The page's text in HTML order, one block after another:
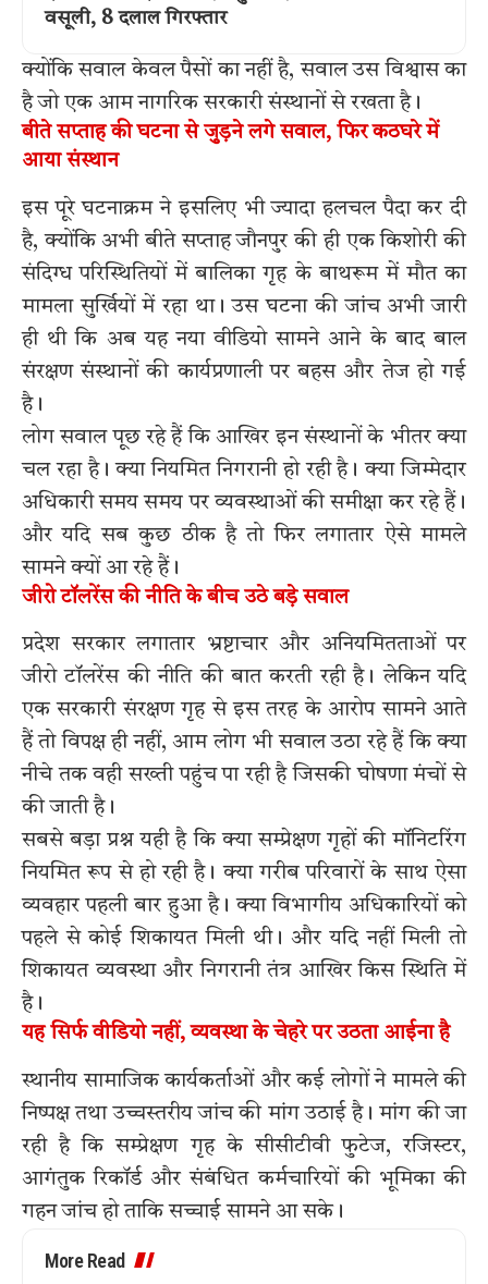
वसूली, 8 दलाल गिरफ्तार
क्योंकि सवाल केवल पैसों का नहीं है, सवाल उस विश्वास का
है जो एक आम नागरिक सरकारी संस्थानों से रखता है।
बीते सप्ताह की घटना से जुड़ने लगे सवाल, फिर कठघरे में
आया संस्थान
इस पूरे घटनाक्रम ने इसलिए भी ज्यादा हलचल पैदा कर दी
है, क्योंकि अभी बीते सप्ताह जौनपुर की ही एक किशोरी की
संदिग्ध परिस्थितियों में बालिका गृह के बाथरूम में मौत का
मामला सुर्खियों में रहा था। उस घटना की जांच अभी जारी
ही थी कि अब यह नया वीडियो सामने आने के बाद बाल
संरक्षण संस्थानों की कार्यप्रणाली पर बहस और तेज हो गई
है।
लोग सवाल पूछ रहे हैं कि आखिर इन संस्थानों के भीतर क्या
चल रहा है। क्या नियमित निगरानी हो रही है। क्या जिम्मेदार
अधिकारी समय समय पर व्यवस्थाओं की समीक्षा कर रहे हैं।
और यदि सब कुछ ठीक है तो फिर लगातार ऐसे मामले
सामने क्यों आ रहे हैं।
जीरो टॉलरेंस की नीति के बीच उठे बड़े सवाल
प्रदेश सरकार लगातार भ्रष्टाचार और अनियमितताओं पर
जीरो टॉलरेंस की नीति की बात करती रही है। लेकिन यदि
एक सरकारी संरक्षण गृह से इस तरह के आरोप सामने आते
हैं तो विपक्ष ही नहीं, आम लोग भी सवाल उठा रहे हैं कि क्या
नीचे तक वही सख्ती पहुंच पा रही है जिसकी घोषणा मंचों से
की जाती है।
सबसे बड़ा प्रश्न यही है कि क्या सम्प्रेक्षण गृहों की मॉनिटरिंग
नियमित रूप से हो रही है। क्या गरीब परिवारों के साथ ऐसा
व्यवहार पहली बार हुआ है। क्या विभागीय अधिकारियों को
पहले से कोई शिकायत मिली थी। और यदि नहीं मिली तो
शिकायत व्यवस्था और निगरानी तंत्र आखिर किस स्थिति में
है।
यह सिर्फ वीडियो नहीं, व्यवस्था के चेहरे पर उठता आईना है
स्थानीय सामाजिक कार्यकर्ताओं और कई लोगों ने मामले की
निष्पक्ष तथा उच्चस्तरीय जांच की मांग उठाई है। मांग की जा
रही है कि सम्प्रेक्षण गृह के सीसीटीवी फुटेज, रजिस्टर,
आगंतुक रिकॉर्ड और संबंधित कर्मचारियों की भूमिका की
गहन जांच हो ताकि सच्चाई सामने आ सके।
More Read